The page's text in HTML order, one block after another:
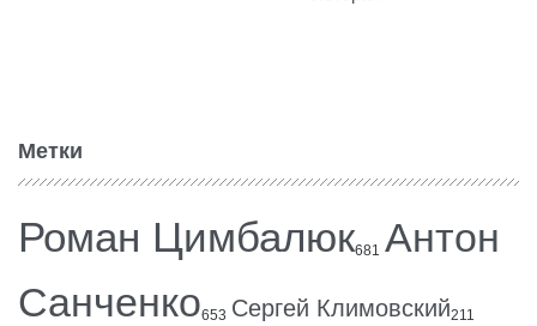
Метки
Роман Цимбалюк681 Антон
Санченко653 Сергей Климовский211